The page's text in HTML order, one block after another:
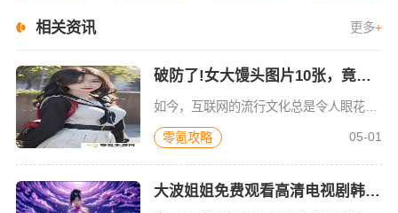
相关资讯 更多+
破防了!女大馒头图片10张，竟然暗藏这些惊人秘密!谁懂啊?
如今，互联网的流行文化总是令人眼花缭乱，而某些图像与内容总能在短时间内引起一波又一波的关注。最近，关于“女大馒头图片”的话题在社交平台和搜索引擎上频频登场。10张女大馒头图片，究竟藏着什么样的秘密？它
零氪攻略 05-01
大波姐姐免费观看高清电视剧韩剧！这些必看剧集你绝对不容错过！